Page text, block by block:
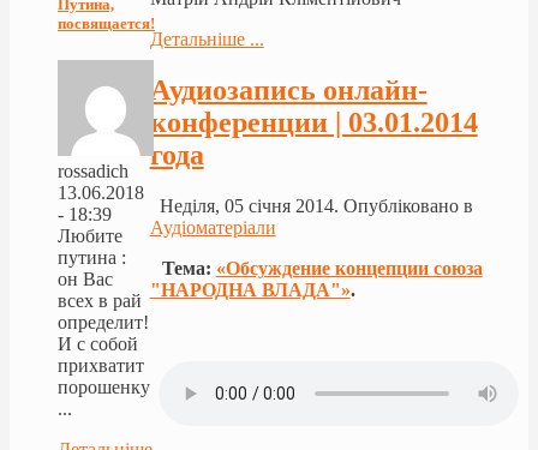
Детальніше ...
Аудиозапись онлайн-
конференции | 03.01.2014
года
Неділя, 05 січня 2014. Опубліковано в
Аудіоматеріали
Тема: «Обсуждение концепции союза
"НАРОДНА ВЛАДА"».
Путина,
посвящается!
rossadich
13.06.2018
- 18:39
Любите
путина :
он Вас
всех в рай
определит!
И с собой
прихватит
порошенку
...